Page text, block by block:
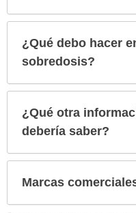
¿Qué debo hacer
sobredosis?
¿Qué otra
debería saber?
Marcas